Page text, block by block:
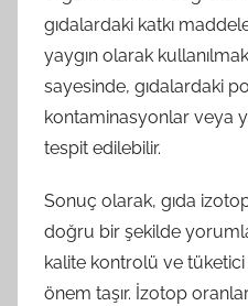
gıdalardaki katkı
yaygın olarak
sayesinde, gıdalardaki
kontaminasyonlar veya
tespit edilebilir.
Sonuç olarak, gıda
doğru bir şekilde
kalite kontrolü ve tüketici
önem taşır. İzotop